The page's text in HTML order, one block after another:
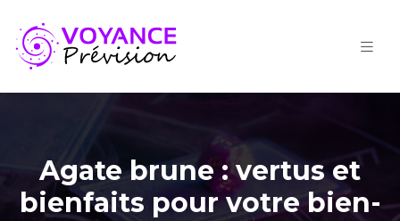
Agate brune : vertus et
bienfaits pour votre bien-